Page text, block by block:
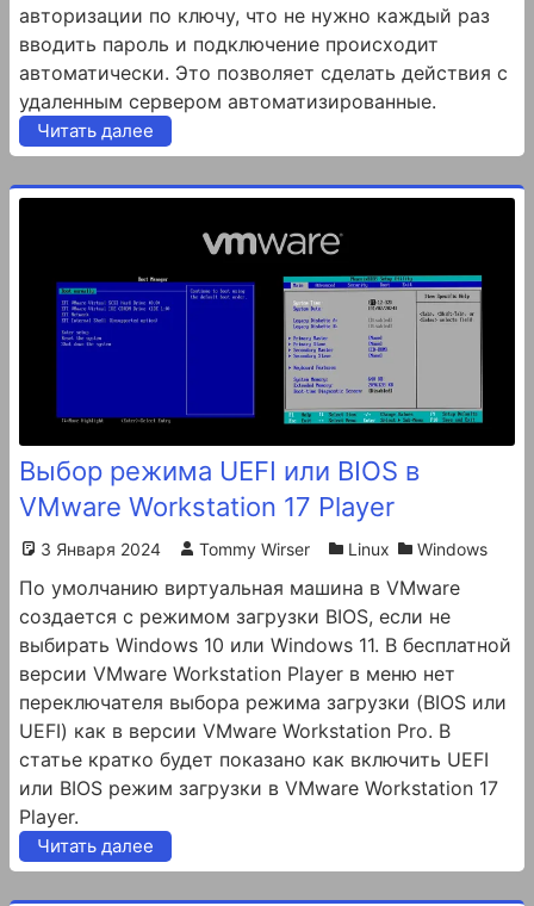
авторизации по ключу, что не нужно каждый раз
вводить пароль и подключение происходит
автоматически. Это позволяет сделать действия с
удаленным сервером автоматизированные.
Читать далее
Выбор режима UEFI или BIOS в
VMware Workstation 17 Player
3 Января 2024 Tommy Wirser Linux Windows
По умолчанию виртуальная машина в VMware
создается с режимом загрузки BIOS, если не
выбирать Windows 10 или Windows 11. В бесплатной
версии VMware Workstation Player в меню нет
переключателя выбора режима загрузки (BIOS или
UEFI) как в версии VMware Workstation Pro. В
статье кратко будет показано как включить UEFI
или BIOS режим загрузки в VMware Workstation 17
Player.
Читать далее